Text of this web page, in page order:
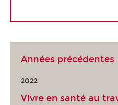
Années précédentes
2022
Vivre en santé au